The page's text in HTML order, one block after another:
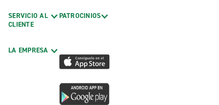
SERVICIO AL
CLIENTE
LA EMPRESA
PATROCINIOS